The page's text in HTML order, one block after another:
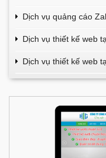
Dịch vụ quảng cáo
Dịch vụ thiết kế web
Dịch vụ thiết kế web